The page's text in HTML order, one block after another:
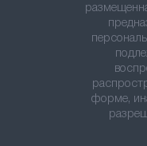
форме,